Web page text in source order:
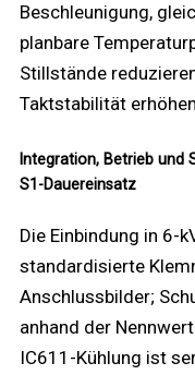
Beschleunigung,
planbare
Stillstände
Taktstabilität
Integration, Betrieb und
S1-Dauereinsatz
Die Einbindung in 6-
standardisierte
Anschlussbilder;
anhand der
IC611-Kühlung ist